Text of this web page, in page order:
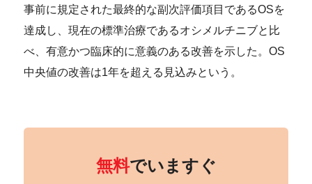
事前に規定された最終的な副次評価項目であるOSを
達成し、現在の標準治療であるオシメルチニブと比
べ、有意かつ臨床的に意義のある改善を示した。OS
中央値の改善は1年を超える見込みという。
無料でいますぐ